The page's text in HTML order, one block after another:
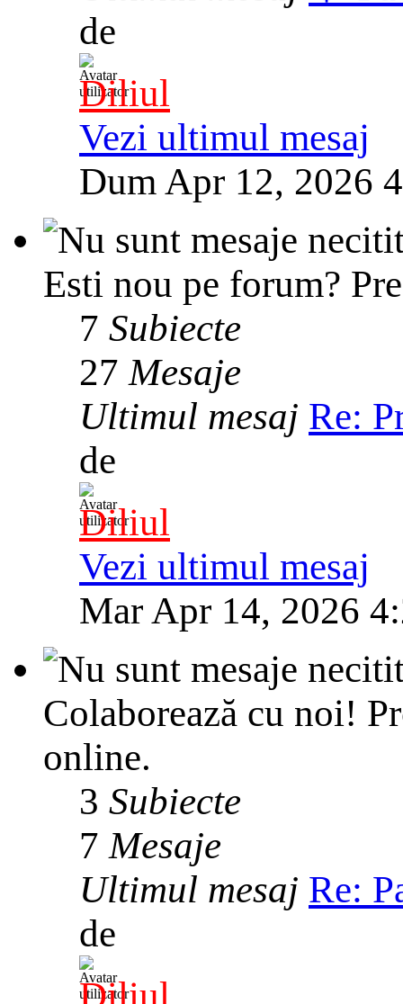
de
Diliul
Vezi ultimul mesaj
Dum Apr 12, 2026
Esti nou pe forum?
7 Subiecte
27Mesaje
Ultimul mesaj Re:
de
Diliul
Vezi ultimul mesaj
Mar Apr 14, 2026
Colaborează cu noi!
online.
3 Subiecte
7Mesaje
Ultimul mesaj Re:
de